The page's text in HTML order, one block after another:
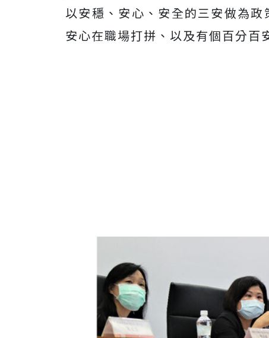
以安穩、安心、安全的三安做為
安心在職場打拼、以及有個百分百